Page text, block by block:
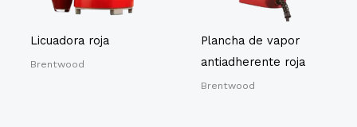
Licuadora roja
Brentwood
Plancha de vapor
antiadherente roja
Brentwood